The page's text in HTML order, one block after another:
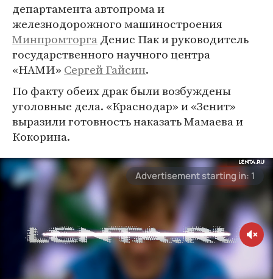
департамента автопрома и
железнодорожного машиностроения
МинпромторгаДенис Пак и руководитель
государственного научного центра
«НАМИ» Сергей Гайсин.
По факту обеих драк были возбуждены
уголовные дела. «Краснодар» и «Зенит»
выразили готовность наказать Мамаева и
Кокорина.